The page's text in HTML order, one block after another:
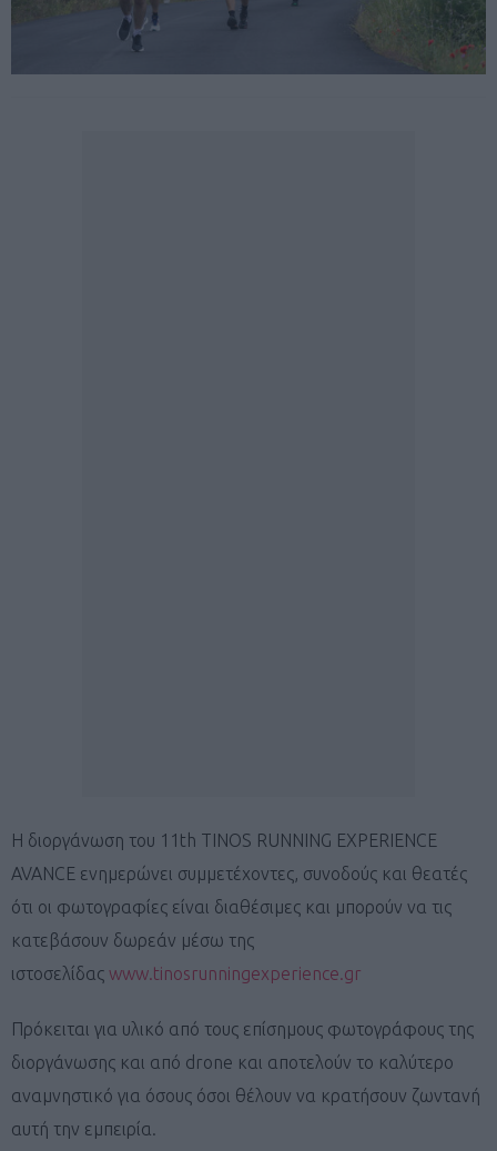
Η διοργάνωση του 11th TINOS RUNNING EXPERIENCE
AVANCE ενημερώνει συμμετέχοντες, συνοδούς και θεατές
ότι οι φωτογραφίες είναι διαθέσιμες και μπορούν να τις
κατεβάσουν δωρεάν μέσω της
ιστοσελίδας www.tinosrunningexperience.gr
Πρόκειται για υλικό από τους επίσημους φωτογράφους της
διοργάνωσης και από drone και αποτελούν το καλύτερο
αναμνηστικό για όσους όσοι θέλουν να κρατήσουν ζωντανή
αυτή την εμπειρία.